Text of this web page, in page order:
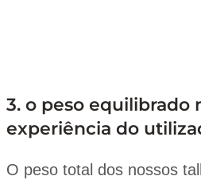
3. o peso equilibrado
experiência do
O peso total dos nossos